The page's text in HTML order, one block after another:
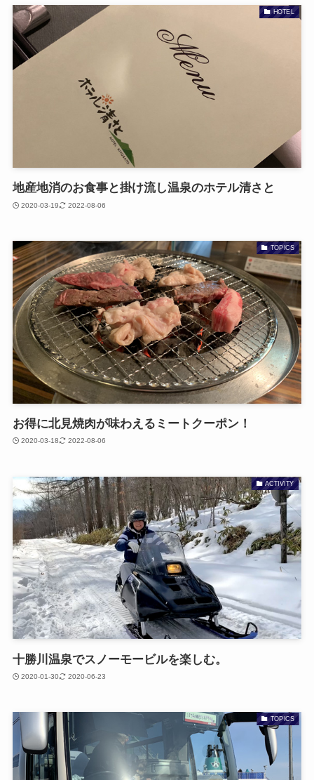
HOTEL
地産地消のお食事と掛け流し温泉のホテル清さと
2020-03-19 2022-08-06
TOPICS
お得に北見焼肉が味わえるミートクーポン！
2020-03-18 2022-08-06
ACTIVITY
十勝川温泉でスノーモービルを楽しむ。
2020-01-30 2020-06-23
TOPICS